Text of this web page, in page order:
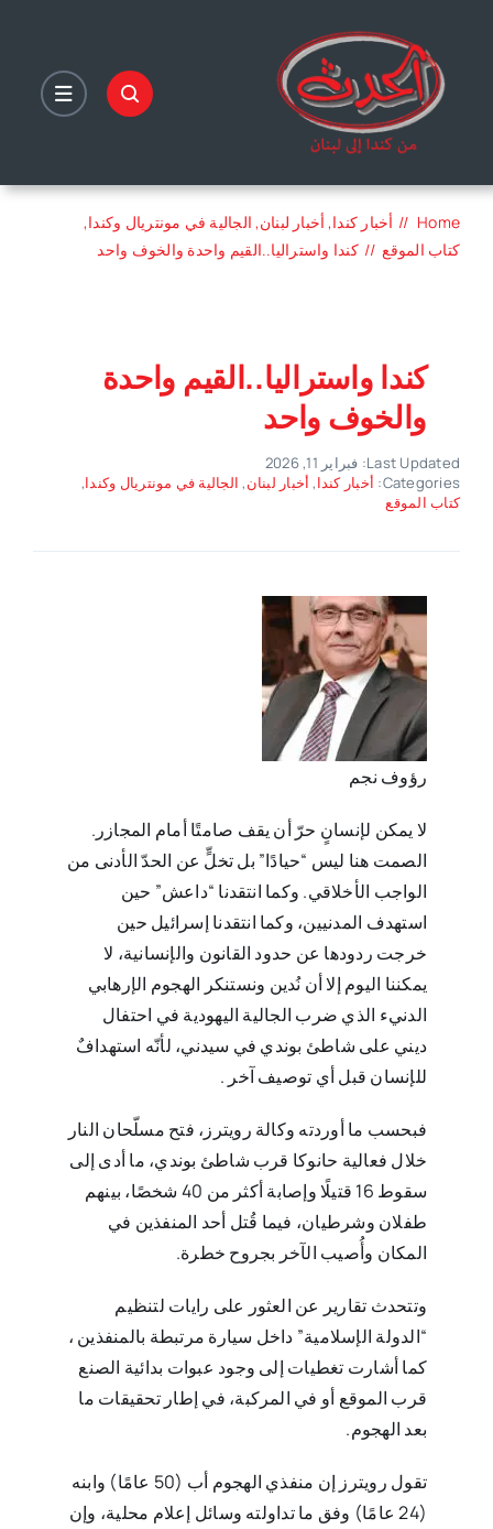
content
Home أخبار كندا أخبار لبنان الجالية في مونتريال وكندا
كتاب الموقع
كندا واستراليا..القيم واحدة والخوف واحد
كندا واستراليا..القيم واحدة
والخوف واحد
Last Updated: فبراير 11, 2026
Categories: أخبار كندا, أخبار لبنان, الجالية في مونتريال وكندا,
كتاب الموقع
رؤوف نجم
لا يمكن لإنسانٍ حرّ أن يقف صامتًا أمام المجازر.
الصمت هنا ليس “حيادًا” بل تخلٍّ عن الحدّ الأدنى من
الواجب الأخلاقي. وكما ‏انتقدنا “داعش” حين
استهدف المدنيين، وكما انتقدنا إسرائيل حين
خرجت ردودها عن حدود القانون والإنسانية، لا
يمكننا اليوم إلا ‏أن نُدين ونستنكر الهجوم الإرهابي
الدنيء الذي ضرب الجالية اليهودية في احتفال
ديني على شاطئ بوندي في سيدني، لأنّه ‏استهدافٌ
للإنسان قبل أي توصيف آخر‎. ‎
فبحسب ما أوردته وكالة رويترز، فتح مسلّحان النار
خلال فعالية حانوكا قرب شاطئ بوندي، ما أدى إلى
سقوط 16 قتيلًا ‏وإصابة أكثر من 40 شخصًا، بينهم
طفلان وشرطيان، فيما قُتل أحد المنفذين في
المكان وأُصيب الآخر بجروح خطرة‎.
وتتحدث تقارير عن العثور على رايات لتنظيم
“الدولة الإسلامية” داخل سيارة مرتبطة بالمنفذين ،
كما أشارت تغطيات إلى ‏وجود عبوات بدائية الصنع
قرب الموقع أو في المركبة، في إطار تحقيقات ما
بعد الهجوم.‏
تقول رويترز إن منفذي الهجوم أب (50 عامًا) وابنه
(24 عامًا) وفق ما تداولته وسائل إعلام محلية، وإن